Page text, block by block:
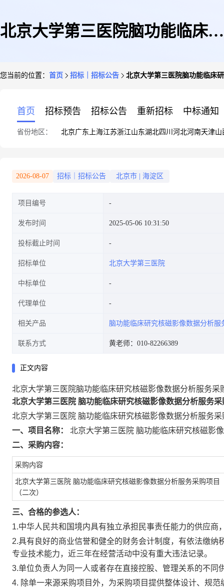
北京大学第三医院脑功能临床研
您当前的位置： 首页 招标｜招标公告 北京大学第三医院脑功能临床
首页 招标预告 招标公告 重新招标 中标通知
省份地区： 北京广东 上海江苏浙江山东湖北四川 河北河南天津山
2026-08-07 招标｜招标公告 北京市 海淀区
项目编号
发布时间 2025-05-06 10:31:50
投标截止时间
招标单位 北京大学第三医院
中标单位
代理单位
相关产品 脑功能临床研究核磁影像数据分析服
联系方式 黄老师：010-82266389
正文内容
北京大学第三医院脑功能临床研究核磁影像数据分析服务采
北京大学第三医院 脑功能临床研究核磁影像数据分析服务
北京大学第三医院 脑功能临床研究核磁影像数据分析服务
一、项目名称： 北京大学第三医院 脑功能临床研究核磁影
二、采购内容：
采购内容
北京大学第三医院 脑功能临床研究核磁影像数据分析服务采购项目
（二次）
三、合格的参选人：
1.中华人民共和国境内具有独立承担民事责任能力的供应商
2.具有良好的商业信誉和健全的财务会计制度，有依法缴
专业技术能力，近三年在经营活动中没有重大违法记录。
3.单位负责人为同一人或者存在直接控股、管理关系的不同
4. 除单一来源采购项目外，为采购项目提供整体设计、规